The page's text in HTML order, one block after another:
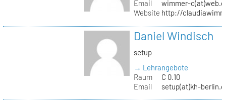
Email
wimmer-
Website http://
Daniel Windisch
setup
→ Lehrangebote
Raum
C 0.10
Email
setup(at)kh-